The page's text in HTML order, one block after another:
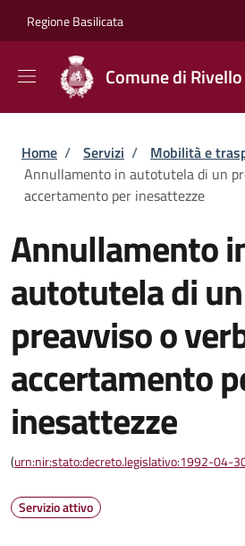
Regione Basilicata
Comune di Rivello
Briciole di pane
Home / Servizi / Mobilità e
Annullamento in autotutela di un
accertamento per inesattezze
Annullamento
autotutela di un
preavviso o
accertamento
inesattezze
(urn:nir:stato:decreto.legislativo:1992-04-
Servizio attivo